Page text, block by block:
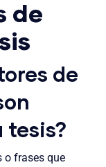
de
de
tesis?
o frases que